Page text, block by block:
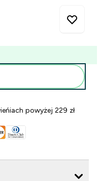
powyżej 229 zł